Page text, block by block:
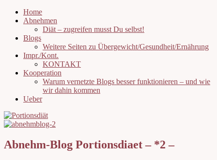
Home
Abnehmen
Diät – zugreifen musst Du selbst!
Blogs
Weitere Seiten zu Übergewicht/Gesundheit/Ernährung
Impr./Kont.
KONTAKT
Kooperation
Warum vernetzte Blogs besser funktionieren – und wie
wir dahin kommen
Ueber
Abnehm-Blog Portionsdiaet – *2 –